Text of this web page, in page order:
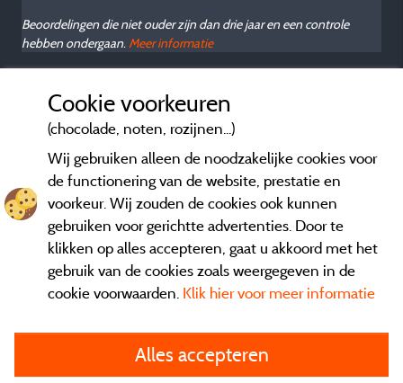
Beoordelingen die niet ouder zijn dan drie jaar en een controle
hebben ondergaan. Meer informatie
General terms of use
Cookie voorkeuren
(chocolade, noten, rozijnen...)
Wij gebruiken alleen de noodzakelijke cookies voor
de functionering van de website, prestatie en
voorkeur. Wij zouden de cookies ook kunnen
gebruiken voor gerichtte advertenties. Door te
klikken op alles accepteren, gaat u akkoord met het
gebruik van de cookies zoals weergegeven in de
cookie voorwaarden. Klik hier voor meer informatie
Alles accepteren